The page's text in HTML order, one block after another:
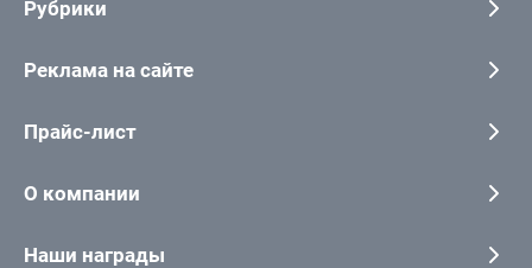
Рубрики
Реклама на сайте
Прайс-лист
О компании
Наши награды